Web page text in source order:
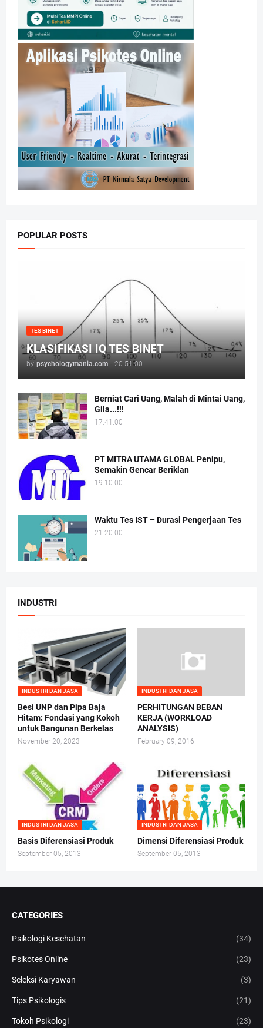
POPULAR POSTS
TES BINET
KLASIFIKASI IQ TES BINET
by psychologymania.com - 20.51.00
Berniat Cari Uang, Malah di Mintai Uang,
Gila...!!!
17.41.00
PT MITRA UTAMA GLOBAL Penipu,
Semakin Gencar Beriklan
19.10.00
Waktu Tes IST – Durasi Pengerjaan Tes
21.20.00
INDUSTRI
INDUSTRI DAN JASA
Besi UNP dan Pipa Baja
Hitam: Fondasi yang Kokoh
untuk Bangunan Berkelas
November 20, 2023
INDUSTRI DAN JASA
PERHITUNGAN BEBAN
KERJA (WORKLOAD
ANALYSIS)
February 09, 2016
INDUSTRI DAN JASA
Basis Diferensiasi Produk
September 05, 2013
INDUSTRI DAN JASA
Dimensi Diferensiasi Produk
September 05, 2013
CATEGORIES
Psikologi Kesehatan (34)
Psikotes Online (23)
Seleksi Karyawan (3)
Tips Psikologis (21)
Tokoh Psikologi (23)